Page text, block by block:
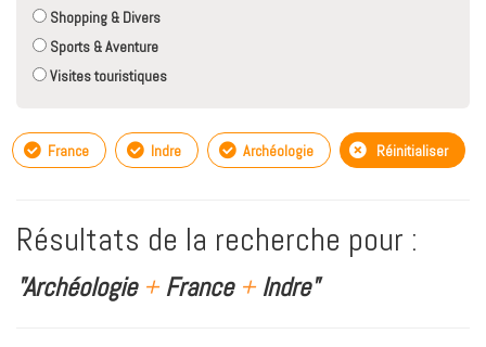
Shopping & Divers
Sports & Aventure
Visites touristiques
France Indre Archéologie Réinitialiser
Résultats de la recherche pour :
"Archéologie +France +Indre"